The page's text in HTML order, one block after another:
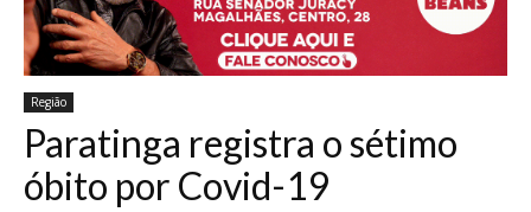
Região
Paratinga registra o sétimo
óbito por Covid-19